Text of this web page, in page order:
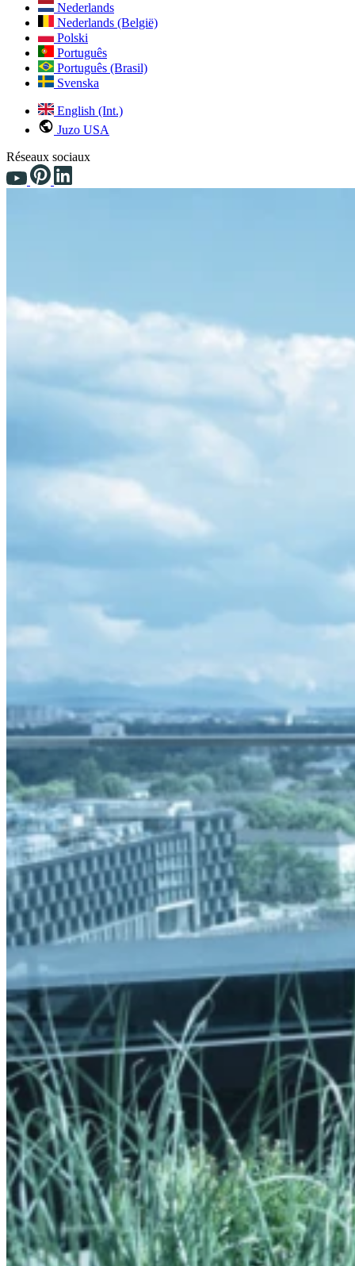
Nederlands
Nederlands (België)
Polski
Português
Português (Brasil)
Svenska
English (Int.)
Juzo USA
Réseaux sociaux